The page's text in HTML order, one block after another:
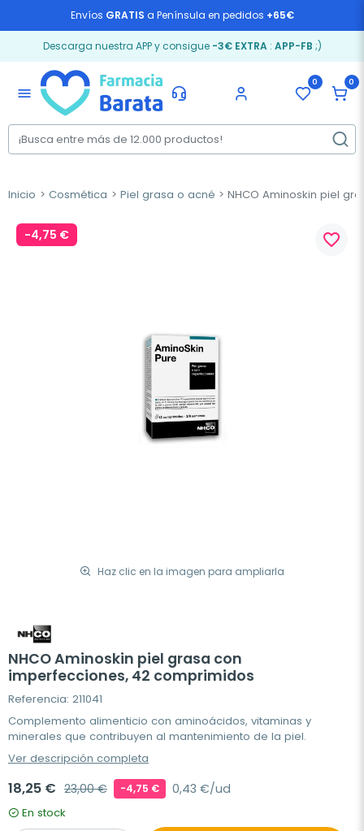
Envíos GRATIS a Península en pedidos +65€
Descarga nuestra APP y consigue -3€ EXTRA: APP-FB ;)
menu
0 0
Inicio Cosmética Piel grasa o acné NHCO Aminoskin piel
-4,75 €
Haz clic en la imagen para ampliarla
favorite_border
NHCO Aminoskin piel grasa con
imperfecciones, 42 comprimidos
Referencia: 211041
Complemento alimenticio con aminoácidos, vitaminas y
minerales que contribuyen al mantenimiento de la piel.
Ver descripción completa
18,25 € 23,00 € -4,75 € 0,43 €/ud
En stock